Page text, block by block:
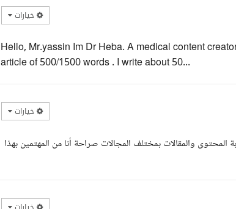
خيارات
Hello, Mr.yassin Im Dr Heba. A medical content
article of 500/1500 words . I write about 50...
خيارات
والمقالات بمختلف المجالات صراحة أنا من المهتمين بهذا